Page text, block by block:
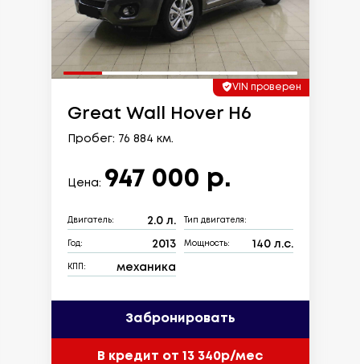
VIN проверен
Great Wall Hover H6
Пробег: 76 884 км.
Цена: 947 000 р.
Двигатель: 2.0 л. Тип двигателя:
Год: 2013 Мощность: 140 л.с.
КПП: механика
Забронировать
В кредит от 13 340р/мес